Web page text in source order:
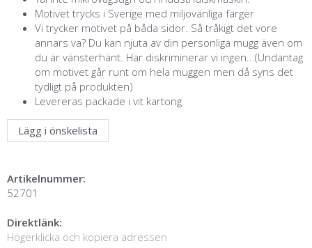
Motivet trycks i Sverige med miljövänliga färger
Vi trycker motivet på båda sidor. Så tråkigt det vore
annars va? Du kan njuta av din personliga mugg även om
du är vänsterhänt. Här diskriminerar vi ingen...(Undantag
om motivet går runt om hela muggen men då syns det
tydligt på produkten)
Levereras packade i vit kartong
Lägg i önskelista
Artikelnummer:
52701
Direktlänk:
Högerklicka och kopiera adressen